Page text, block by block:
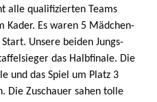
alle qualifizierten Teams
Es waren 5 Mädchen-
Unsere beiden Jungs-
das Halbfinale. Die
und das Spiel um Platz 3
Die Zuschauer sahen tolle